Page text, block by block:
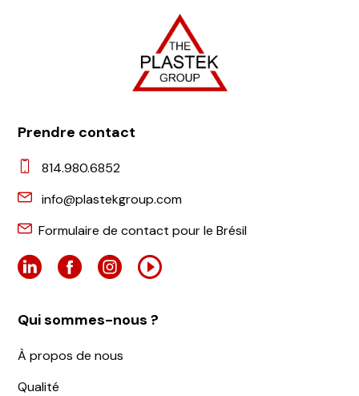
Prendre contact
814.980.6852
info@plastekgroup.com
Formulaire de contact pour le Brésil
Qui sommes-nous ?
À propos de nous
Qualité